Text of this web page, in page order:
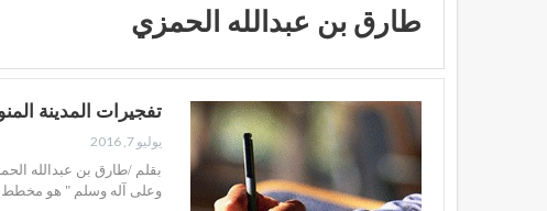
طارق بن عبدالله الحمزي
تفجيرات المدينة
يوليو 7, 2016
بقلم /طارق بن عبدالله
وعلى آله وسلم " هو مخطط